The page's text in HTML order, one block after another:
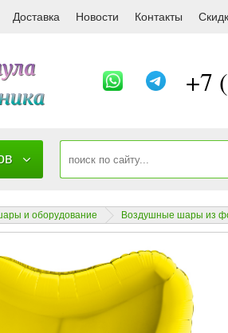
46 см) Сердце,
Доставка Новости Контакты
+7
и оборудование Воздушные шары из